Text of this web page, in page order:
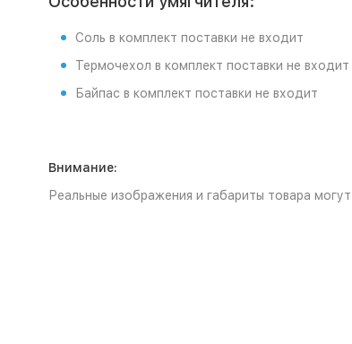
Соль в комплект поставки не входит
Термочехол в комплект поставки не входит
Байпас в комплект поставки не входит
Внимание:
Реальные изображения и габариты товара